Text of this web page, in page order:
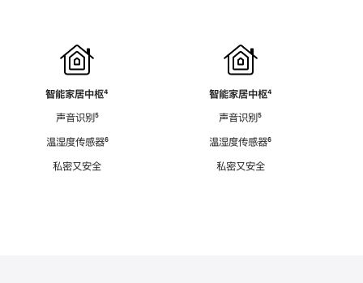
智能家居中枢脚
⁴
声音识别脚
⁵
温湿度传感器脚
⁶
私密又安全
智能家居中枢脚
⁴
声音识别脚
⁵
温湿度传感器脚
⁶
私密又安全